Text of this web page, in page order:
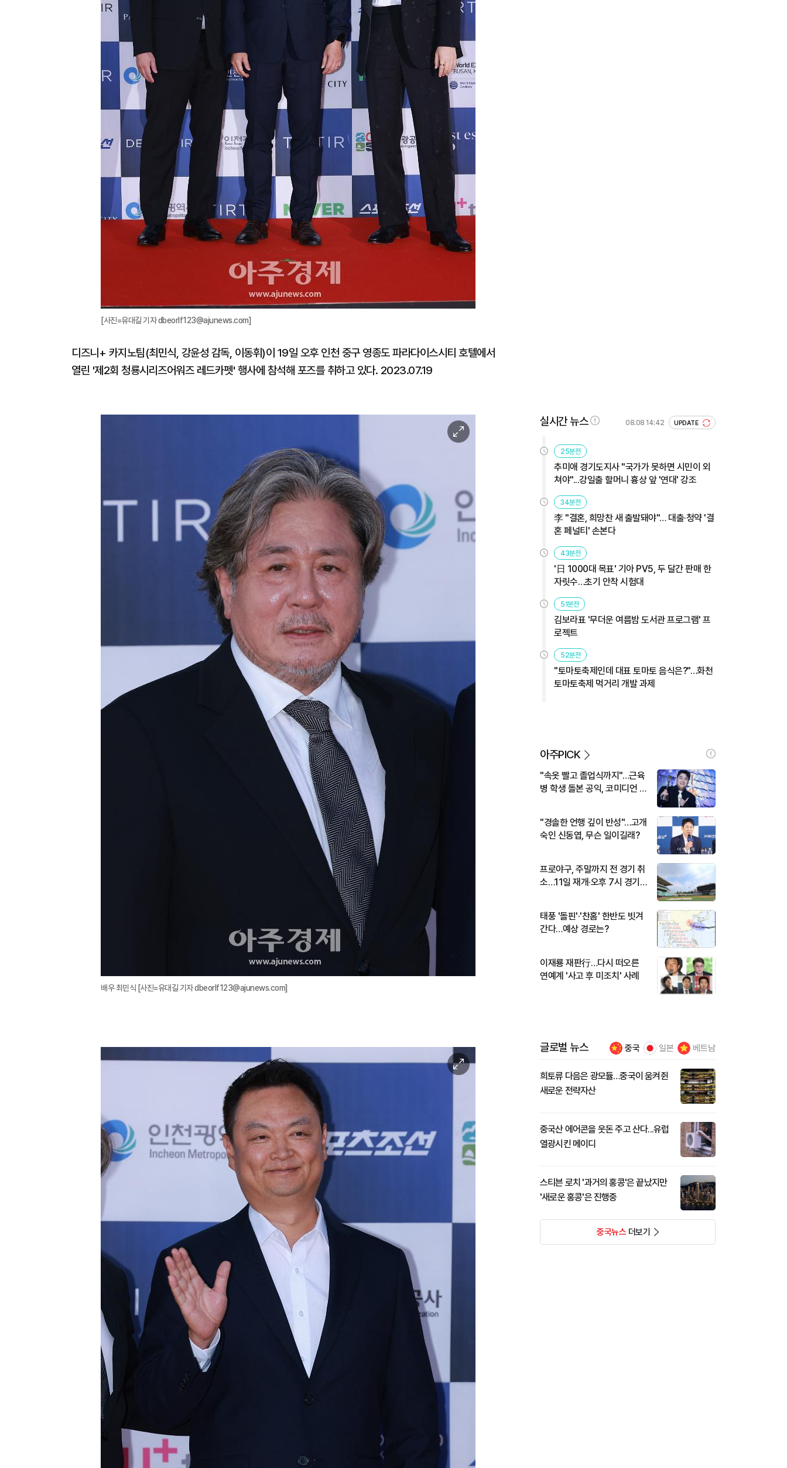
[사진=유대길 기자 dbeorlf123@ajunews.com]
디즈니+ 카지노팀(최민식, 강윤성 감독, 이동휘)이 19일 오후 인천 중구 영종도 파라다이스시티 호텔에서
열린 '제2회 청룡시리즈어워즈 레드카펫' 행사에 참석해 포즈를 취하고 있다. 2023.07.19
이
미
대
배우 최민식 [사진=유대길 기자 dbeorlf123@ajunews.com]
이
미
실시간 뉴스 08.08 14:42 UPDATE
25분전
추미애 경기도지사 "국가가 못하면 시민이 외
쳐야"...강일출 할머니 흉상 앞 '연대' 강조
34분전
李 "결혼, 희망찬 새 출발돼야"… 대출·청약 '결
혼 페널티' 손본다
43분전
'日 1000대 목표' 기아 PV5, 두 달간 판매 한
자릿수…초기 안착 시험대
51분전
김보라표 '무더운 여름밤 도서관 프로그램' 프
로젝트
52분전
"토마토축제인데 대표 토마토 음식은?"…화천
토마토축제 먹거리 개발 과제
아주PICK
"속옷 빨고 졸업식까지"…근육
병 학생 돌본 공익, 코미디언 김
"경솔한 언행 깊이 반성"…고개
숙인 신동엽, 무슨 일이길래?
프로야구, 주말까지 전 경기 취
소…11일 재개·오후 7시 경기
태풍 '돌핀'·'찬홈' 한반도 빗겨
간다…예상 경로는?
이재룡 재판行…다시 떠오른
연예계 '사고 후 미조치' 사례
글로벌 뉴스 중국 일본 베트남
희토류 다음은 광모듈…중국이 움켜쥔
새로운 전략자산
중국산 에어콘을 웃돈 주고 산다...유럽
열광시킨 메이디
스티븐 로치 '과거의 홍콩'은 끝났지만
'새로운 홍콩'은 진행중
중국뉴스더보기